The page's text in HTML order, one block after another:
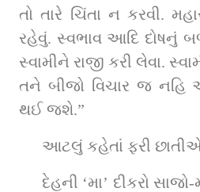
તો તારે ચિંતા ન કરવી.
રહેવું. સ્વભાવ આદિ દોષનું
સ્વામીને રાજી કરી લેવા.
તને બીજો વિચાર જ નહિ
થઈ જશે.”
આટલું કહેતાં ફરી છાતીએ
દેહની ‘મા’ દીકરો સાજો-